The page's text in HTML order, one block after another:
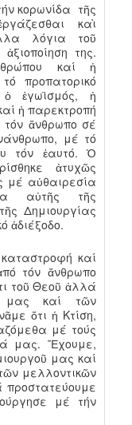
κορωνίδα τῆς
καὶ
λόγια τοῦ
της.
καί ἡ
προπατορικό
ἐγωϊσμός, ἡ
ἡ παρεκτροπή
ἄνθρωπο σέ
μέ τό
τόν ἑαυτό. Ὁ
ἀτυχῶς
μέ αὐθαιρεσία
αὐτῆς τῆς
Δημιουργίας
ἀδιέξοδο.
καί
τόν ἄνθρωπο
τοῦ Θεοῦ ἀλλά
μας καί τῶν
ὅτι ἡ Κτίση,
μέ τούς
μας. Ἔχουμε,
μας καί
μελλοντικῶν
μέ τήν